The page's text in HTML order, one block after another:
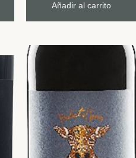
Añadir al carrito